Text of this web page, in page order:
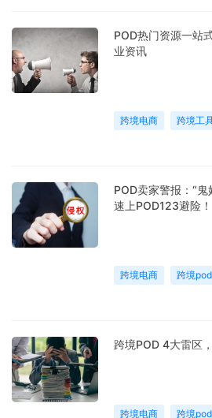
POD热门资源一站
业资讯
跨境电商 跨境工
POD卖家警报：“鬼
速上POD123避险！
跨境电商 跨境pod
跨境POD 4大雷区
跨境电商 跨境pod